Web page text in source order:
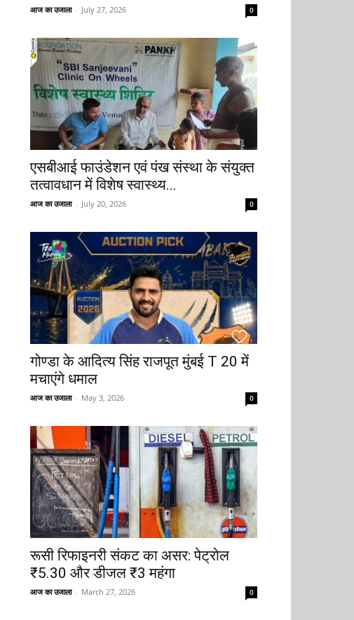
आज का उजाला - July 27, 2026 0
एसबीआई फाउंडेशन एवं पंख संस्था के संयुक्त
तत्वावधान में विशेष स्वास्थ्य...
आज का उजाला - July 20, 2026 0
गोण्डा के आदित्य सिंह राजपूत मुंबई T 20 में
मचाएंगे धमाल
आज का उजाला - May 3, 2026 0
रूसी रिफाइनरी संकट का असर: पेट्रोल
₹5.30 और डीजल ₹3 महंगा
आज का उजाला - March 27, 2026 0